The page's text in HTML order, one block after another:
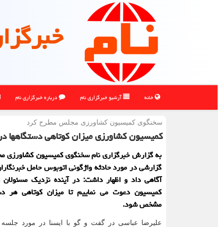
خانه آرشیو خبرگزاری نام درباره خبرگزاری نام
سخنگوی كمیسیون كشاورزی مجلس مطرح كرد
كمیسیون كشاورزی میزان كوتاهی دستگاهها
به گزارش خبرگزاری نام سخنگوی کمیسیون کشاورزی
گزارشی در مورد حادثه واژگونی اتوبوس حامل
آگاهی داد و اظهار داشت: در آینده نزدیک
کمیسیون دعوت می نماییم تا میزان کوتاهی هر
مشخص شود.
علیرضا عباسی در گفت و گو با ایسنا در مورد جلسه